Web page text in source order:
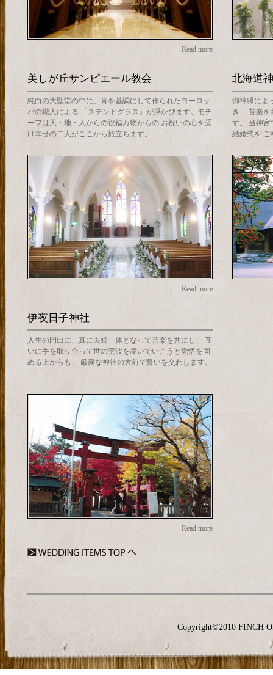
Read more
美しが丘サンピエール教会
純白の大聖堂の中に、青を基調にして作られたヨーロッ
パの職人による 「ステンドグラス」が浮かびます。モチ
ーフは天・地・人からの祝福万物からの お祝いの心を受
け幸せの二人がここから旅立ちます。
Read more
北海道
御神縁によ
き、 苦楽
す。 当神宮
結婚式を ご
伊夜日子神社
人生の門出に、真に夫婦一体となって苦楽を共にし、 互
いに手を取り合って世の荒波を凌いでいこうと覚悟を固
める上からも、 厳粛な神社の大前で誓いを交わします。
Read more
Copyright©2010 FINCH